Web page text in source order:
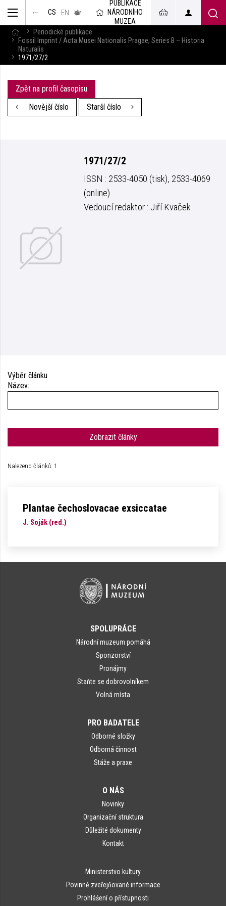
CS EN
v českém
jazyce
PUBLIKACE
NÁRODNÍHO
MUZEA
Periodické publikace
Fossil Imprint / Acta Musei Nationalis Pragae, Series B – Historia
Naturalis
1971/27/2
Zpět na profil časopisu
Novější číslo
Starší číslo
1971/27/2
ISSN : 2533-4050 (tisk), 2533-4069
(online)
Vedoucí redaktor : Jiří Kvaček
Výběr článku
Název:
Zobrazit články
Nalezeno článků: 1
Plantae čechoslovacae exsiccatae
J. Soják (red.)
SPOLUPRÁCE
Národní muzeum pomáhá
Sponzorství
Pronájmy
Staňte se dobrovolníkem
Volná místa
PRO BADATELE
Odborné složky
Odborná činnost
Stáže a praxe
O NÁS
Novinky
Organizační struktura
Důležité dokumenty
Kontakt
Ministerstvo kultury
Povinně zveřejňované informace
Prohlášení o přístupnosti